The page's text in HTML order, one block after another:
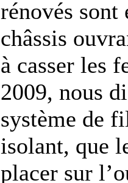
rénovés sont
châssis
à casser les
2009, nous
système de
isolant, que
placer sur